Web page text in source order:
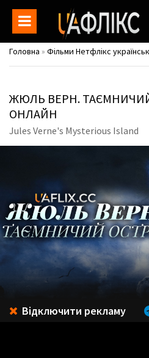
Головна » Фільми Нетфлікс
ЖЮЛЬ ВЕРН.
ОНЛАЙН
Jules Verne's Mysterious Island
Відключити рекламу